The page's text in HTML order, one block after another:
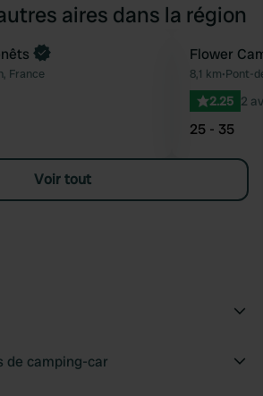
aires dans la région
Préféré
France
Flower
8,1 km•Pont-
2.25 2
25 - 35
Voir tout
de camping-car